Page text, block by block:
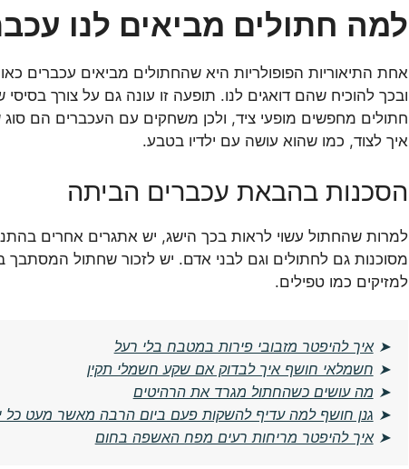
למה חתולים מביאים לנו
אחת התיאוריות הפופולריות היא שהחתולים מביאים עכברים
ובכך להוכיח שהם דואגים לנו. תופעה זו עונה גם על צורך
חתולים מחפשים מופעי ציד, ולכן משחקים עם העכברים הם סוג
איך לצוד, כמו שהוא עושה עם ילדיו בטבע.
הסכנות בהבאת עכברים הביתה
למרות שהחתול עשוי לראות בכך הישג, יש אתגרים אחרים
מסוכנות גם לחתולים וגם לבני אדם. יש לזכור שחתול המסתבך
למזיקים כמו טפילים.
➤איך להיפטר מזבובי פירות במטבח בלי רעל
➤ חשמלאי חושף איך לבדוק אם שקע חשמלי תקין
➤ מה עושים כשהחתול מגרד את הרהיטים
➤ גנן חושף למה עדיף להשקות פעם ביום הרבה מאשר מעט כל
➤איך להיפטר מריחות רעים מפח האשפה בחום